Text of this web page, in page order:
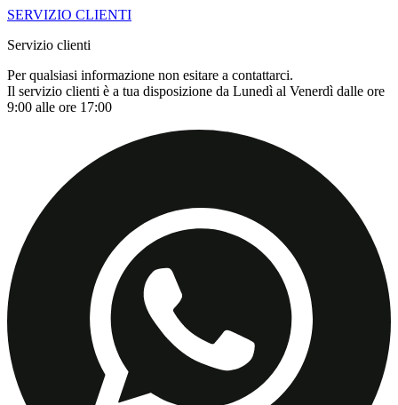
SERVIZIO CLIENTI
Servizio clienti
Per qualsiasi informazione non esitare a contattarci.
Il servizio clienti è a tua disposizione da Lunedì al Venerdì dalle ore
9:00 alle ore 17:00